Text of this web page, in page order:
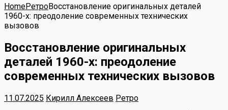
HomeРетроВосстановление оригинальных деталей
1960-х: преодоление современных технических
вызовов
Восстановление оригинальных
деталей 1960-х: преодоление
современных технических вызовов
11.07.2025 Кирилл Алексеев Ретро